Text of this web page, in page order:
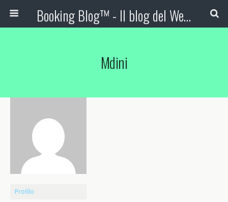
Booking Blog™ - Il blog del Web Marketing Turistico
Mdini
Profilo